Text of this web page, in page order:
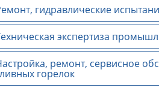
гидравлические
экспертиза
ремонт, сервисное
горелок